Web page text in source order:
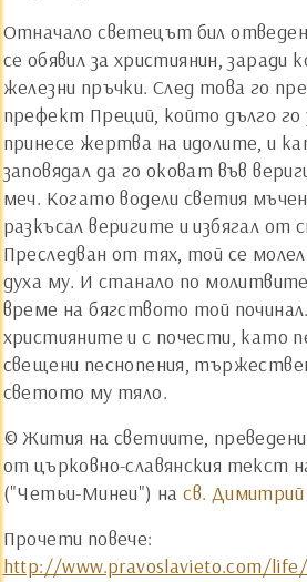
Отначало светецът бил
се обявил за християнин, заради
железни пръчки. След това го
префект Преций, който дълго го
принесе жертва на идолите, и
заповядал да го оковат във
меч. Когато водели светия
разкъсал веригите и избягал
Преследван от тях, той се
духа му. И станало по
време на бягството той
християните и с почести, като
свещени песнопения,
светото му тяло.
© Жития на светиите, преведени
от църковно-славянския текст
("Четьи-Минеи") насв.
Прочети повече:
http://www.pravoslavieto.com/